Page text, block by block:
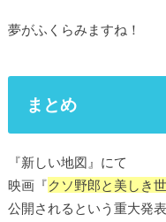
夢がふくらみますね！
まとめ
『新しい地図』にて
映画『クソ野郎と美しき
公開されるという重大発